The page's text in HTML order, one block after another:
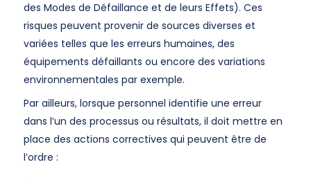
des Modes de Défaillance et de leurs Effets). Ces
risques peuvent provenir de sources diverses et
variées telles que les erreurs humaines, des
équipements défaillants ou encore des variations
environnementales par exemple.
Par ailleurs, lorsque personnel identifie une erreur
dans l’un des processus ou résultats, il doit mettre en
place des actions correctives qui peuvent être de
l’ordre :